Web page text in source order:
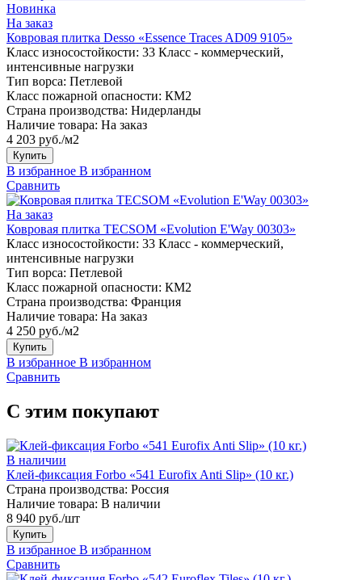
Новинка
На заказ
Ковровая плитка Desso «Essence Traces AD09 9105»
Класс износостойкости: 33 Класс - коммерческий,
интенсивные нагрузки
Тип ворса: Петлевой
Класс пожарной опасности: КМ2
Страна производства: Нидерланды
Наличие товара: На заказ
4 203 руб./м2
Купить
В избранное В избранном
Сравнить
На заказ
Ковровая плитка TECSOM «Evolution E'Way 00303»
Класс износостойкости: 33 Класс - коммерческий,
интенсивные нагрузки
Тип ворса: Петлевой
Класс пожарной опасности: КМ2
Страна производства: Франция
Наличие товара: На заказ
4 250 руб./м2
Купить
В избранное В избранном
Сравнить
С этим покупают
В наличии
Клей-фиксация Forbo «541 Eurofix Anti Slip» (10 кг.)
Страна производства: Россия
Наличие товара: В наличии
8 940 руб./шт
Купить
В избранное В избранном
Сравнить